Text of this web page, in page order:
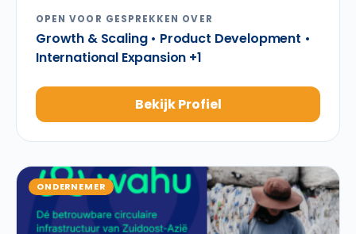
OPEN VOOR GESPREKKEN OVER
Growth & Scaling • Product Development •
International Expansion +1
Bekijk Profiel
ONDERNEMER